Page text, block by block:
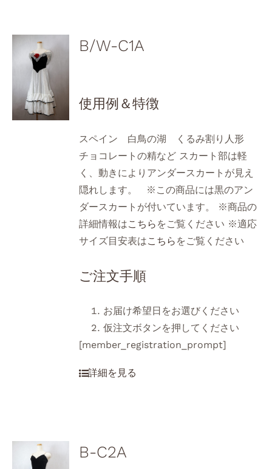
B/W-C1A
使用例＆特徴
スペイン 白鳥の湖 くるみ割り人形
チョコレートの精など スカート部は軽
く、動きによりアンダースカートが見え
隠れします。 ※この商品には黒のアン
ダースカートが付いています。 ※商品の
詳細情報はこちら をご覧ください ※適応
サイズ目安表はこちら をご覧ください
ご注文手順
お届け希望日をお選びください
仮注文ボタンを押してください
[member_registration_prompt]
B-C2A